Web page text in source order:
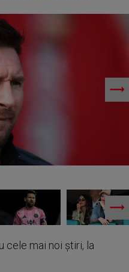
cele mai noi știri, la